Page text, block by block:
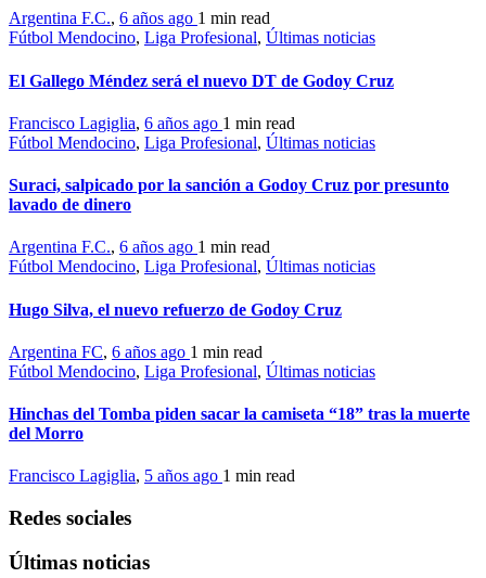
Argentina F.C., 6 años ago 1 min read
Fútbol Mendocino, Liga Profesional, Últimas noticias
El Gallego Méndez será el nuevo DT de Godoy Cruz
Francisco Lagiglia, 6 años ago 1 min read
Fútbol Mendocino, Liga Profesional, Últimas noticias
Suraci, salpicado por la sanción a Godoy Cruz por presunto
lavado de dinero
Argentina F.C., 6 años ago 1 min read
Fútbol Mendocino, Liga Profesional, Últimas noticias
Hugo Silva, el nuevo refuerzo de Godoy Cruz
Argentina FC, 6 años ago 1 min read
Fútbol Mendocino, Liga Profesional, Últimas noticias
Hinchas del Tomba piden sacar la camiseta “18” tras la muerte
del Morro
Francisco Lagiglia, 5 años ago 1 min read
Redes sociales
Últimas noticias